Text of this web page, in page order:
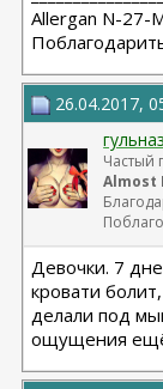
Allergan N-27-
26.04.2017,
Частый
Almost
Девочки. 7
кровати
делали под
ощущения